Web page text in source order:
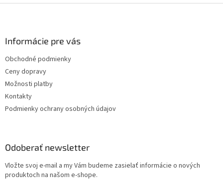
l
y
u
Informácie pre vás
Obchodné podmienky
Ceny dopravy
Možnosti platby
Kontakty
Podmienky ochrany osobných údajov
Odoberať newsletter
Vložte svoj e-mail a my Vám budeme zasielať informácie o nových
produktoch na našom e-shope.